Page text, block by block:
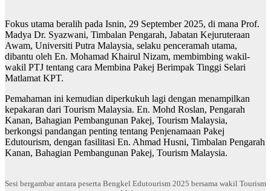
Fokus utama beralih pada Isnin, 29 September 2025, di mana Prof.
Madya Dr. Syazwani, Timbalan Pengarah, Jabatan Kejuruteraan
Awam, Universiti Putra Malaysia, selaku penceramah utama,
dibantu oleh En. Mohamad Khairul Nizam, membimbing wakil-
wakil PTJ tentang cara Membina Pakej Berimpak Tinggi Selari
Matlamat KPT.
Pemahaman ini kemudian diperkukuh lagi dengan menampilkan
kepakaran dari Tourism Malaysia. En. Mohd Roslan, Pengarah
Kanan, Bahagian Pembangunan Pakej, Tourism Malaysia,
berkongsi pandangan penting tentang Penjenamaan Pakej
Edutourism, dengan fasilitasi En. Ahmad Husni, Timbalan Pengarah
Kanan, Bahagian Pembangunan Pakej, Tourism Malaysia.
Sesi bergambar antara peserta Bengkel Edutourism 2025 bersama wakil Tourism